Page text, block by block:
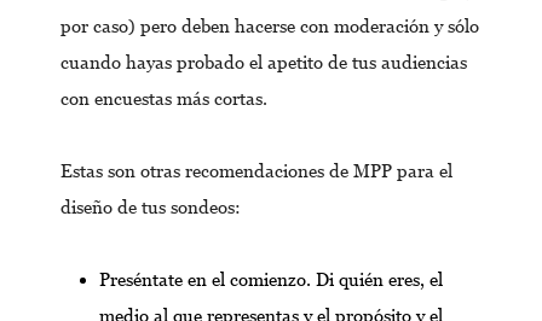
por caso) pero deben hacerse con moderación y sólo
cuando hayas probado el apetito de tus audiencias
con encuestas más cortas.
Estas son otras recomendaciones de MPP para el
diseño de tus sondeos:
Preséntate en el comienzo. Di quién eres, el
medio al que representas y el propósito y el